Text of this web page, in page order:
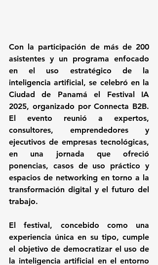
Con la participación de más de 200
asistentes y un programa enfocado
en el uso estratégico de la
inteligencia artificial, se celebró en la
Ciudad de Panamá el Festival IA
2025, organizado por Connecta B2B.
El evento reunió a expertos,
consultores, emprendedores y
ejecutivos de empresas tecnológicas,
en una jornada que ofreció
ponencias, casos de uso práctico y
espacios de networking en torno a la
transformación digital y el futuro del
trabajo.
El festival, concebido como una
experiencia única en su tipo, cumple
el objetivo de democratizar el uso de
la inteligencia artificial en el entorno